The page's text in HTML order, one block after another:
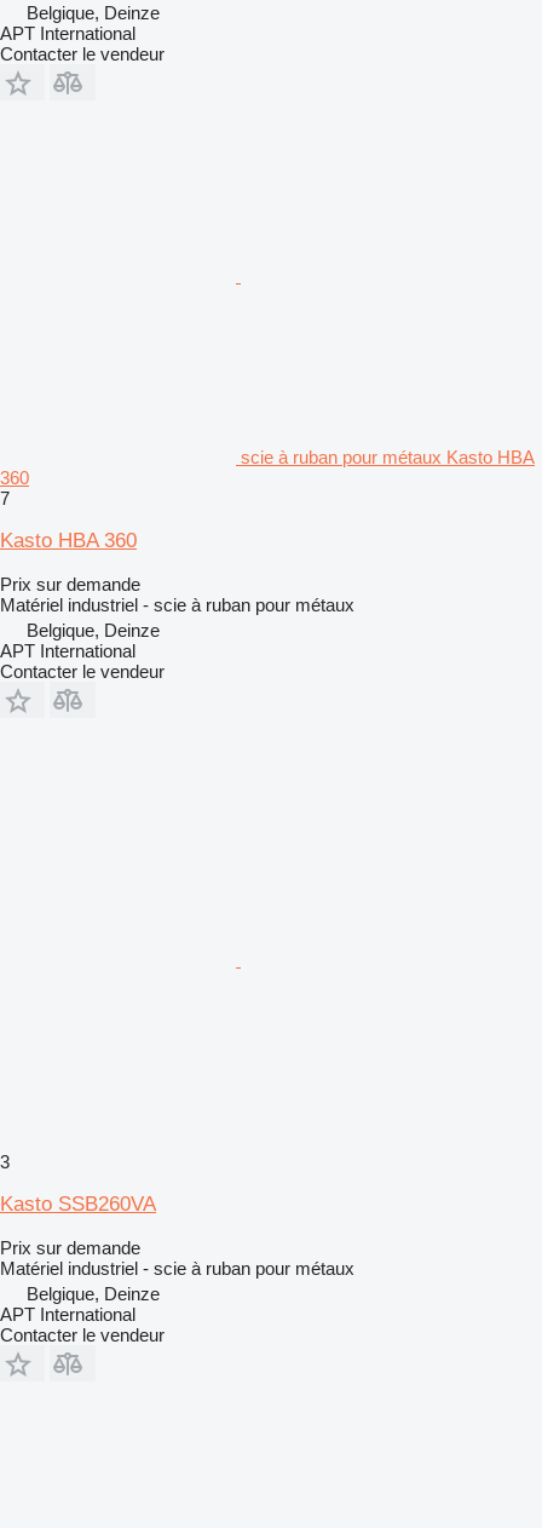
Belgique, Deinze
APT International
Contacter le vendeur
scie à ruban pour métaux Kasto HBA
360
7
Kasto HBA 360
Prix sur demande
Matériel industriel - scie à ruban pour métaux
Belgique, Deinze
APT International
Contacter le vendeur
3
Kasto SSB260VA
Prix sur demande
Matériel industriel - scie à ruban pour métaux
Belgique, Deinze
APT International
Contacter le vendeur